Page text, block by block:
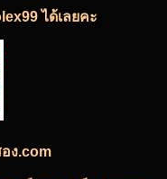
ได้เลยคะ
ง.com